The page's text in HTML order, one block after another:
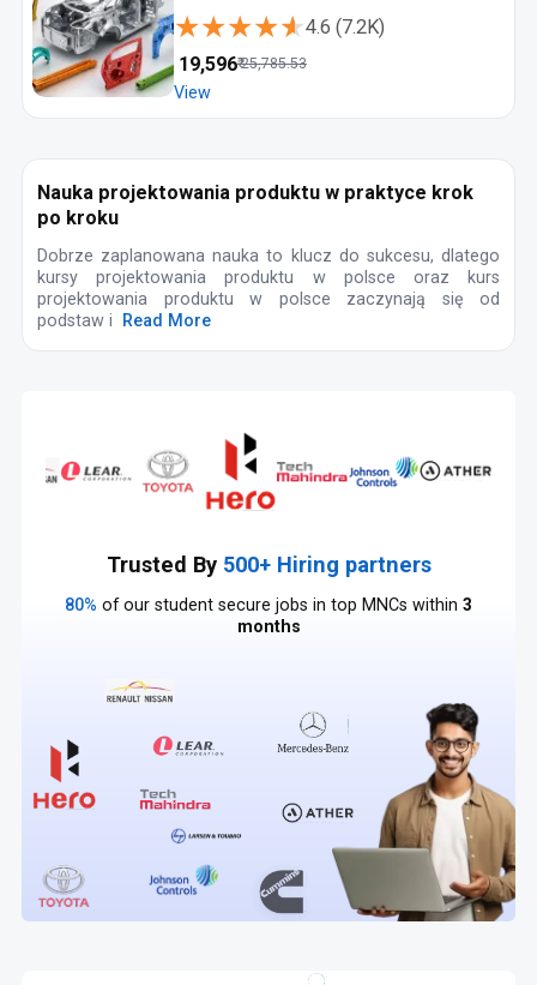
★★★★★
★★★★★4.6 (7.2K)
19,596₹25,785.53
View
Nauka projektowania produktu w praktyce krok
po kroku
Dobrze zaplanowana nauka to klucz do sukcesu, dlatego
kursy projektowania produktu w polsce oraz kurs
projektowania produktu w polsce zaczynają się od
podstaw i
Read More
Trusted By 500+ Hiring partners
80% of our student secure jobs in top MNCs within 3
months